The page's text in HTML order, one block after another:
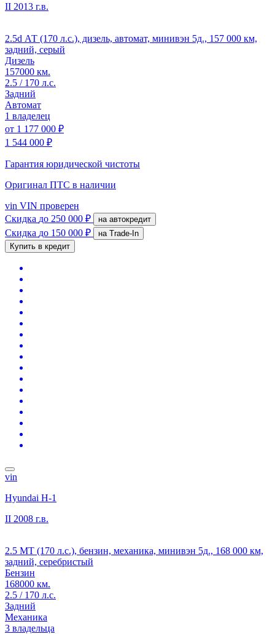
II 2013 г.в.
2.5d АТ (170 л.с.), дизель, автомат, минивэн 5д., 157 000 км,
задний, серый
Дизель
157000 км.
2.5 / 170 л.с.
Задний
Автомат
1 владелец
от 1 177 000 ₽
1 544 000 ₽
Гарантия юридической чистоты
Оригинал ПТС в наличии
vin VIN проверен
Скидка до 250 000 ₽ на автокредит
Скидка до 150 000 ₽
на Trade-In
Купить в кредит
vin
Hyundai H-1
II 2008 г.в.
2.5 MT (170 л.с.), бензин, механика, минивэн 5д., 168 000 км,
задний, серебристый
Бензин
168000 км.
2.5 / 170 л.с.
Задний
Механика
3 владельца